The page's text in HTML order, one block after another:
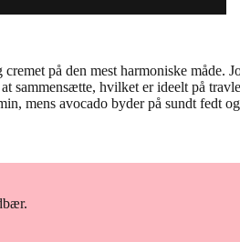
på den mest harmoniske måde.
sammensætte, hvilket er ideelt på
mens avocado byder på sundt fedt